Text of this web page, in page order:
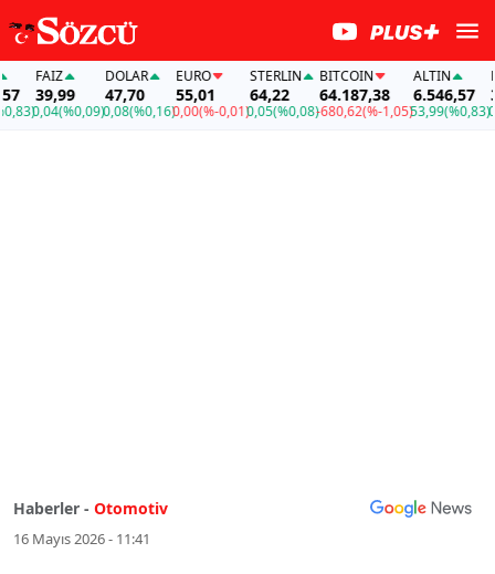
FAİZ
39,99
0,04(%0,09)
DOLAR
47,70
0,08(%0,16)
EURO
55,01
0,00(%-0,01)
STERLIN
64,22
0,05(%0,08)
BITCOIN
64.187,38
-680,62(%-1,05)
ALTIN
6.546,57
53,99(%0,83)
Haberler - Otomotiv
16 Mayıs 2026 - 11:41